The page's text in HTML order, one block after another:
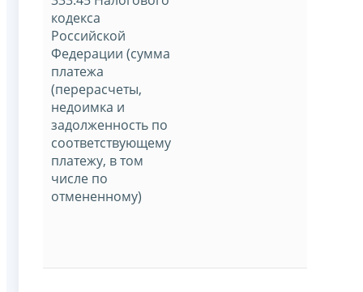
кодекса
Российской
Федерации (сумма
платежа
(перерасчеты,
недоимка и
задолженность по
соответствующему
платежу, в том
числе по
отмененному)